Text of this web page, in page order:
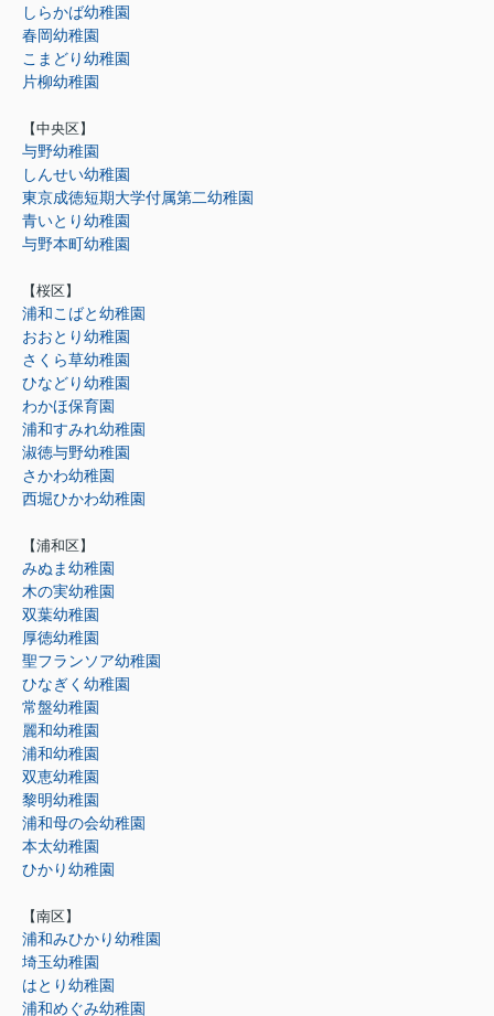
しらかば幼稚園
春岡幼稚園
こまどり幼稚園
片柳幼稚園
【中央区】
与野幼稚園
しんせい幼稚園
東京成徳短期大学付属第二幼稚園
青いとり幼稚園
与野本町幼稚園
【桜区】
浦和こばと幼稚園
おおとり幼稚園
さくら草幼稚園
ひなどり幼稚園
わかほ保育園
浦和すみれ幼稚園
淑徳与野幼稚園
さかわ幼稚園
西堀ひかわ幼稚園
【浦和区】
みぬま幼稚園
木の実幼稚園
双葉幼稚園
厚徳幼稚園
聖フランソア幼稚園
ひなぎく幼稚園
常盤幼稚園
麗和幼稚園
浦和幼稚園
双恵幼稚園
黎明幼稚園
浦和母の会幼稚園
本太幼稚園
ひかり幼稚園
【南区】
浦和みひかり幼稚園
埼玉幼稚園
はとり幼稚園
浦和めぐみ幼稚園